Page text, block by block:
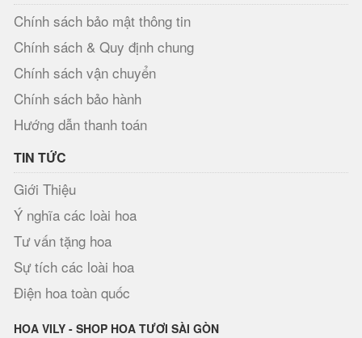
Chính sách bảo mật thông tin
Chính sách & Quy định chung
Chính sách vận chuyển
Chính sách bảo hành
Hướng dẫn thanh toán
TIN TỨC
Giới Thiệu
Ý nghĩa các loài hoa
Tư vấn tặng hoa
Sự tích các loài hoa
Điện hoa toàn quốc
HOA VILY - SHOP HOA TƯƠI SÀI GÒN